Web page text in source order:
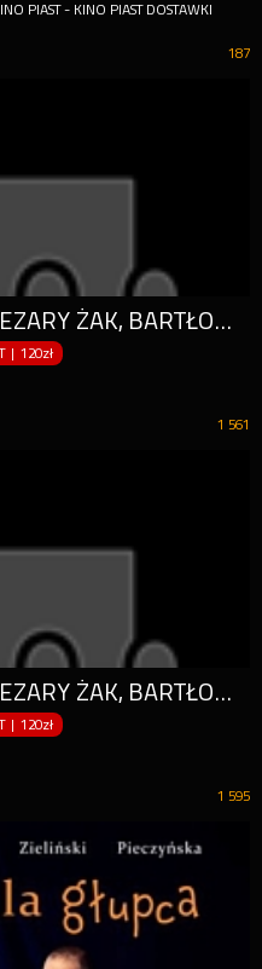
PIAST - KINO PIAST DOSTAWKI
187
KOLACJA DLA GŁUPCA - CEZARY ŻAK, BARTŁOMIEJ TOPA
|120zł
1 561
KOLACJA DLA GŁUPCA - CEZARY ŻAK, BARTŁOMIEJ TOPA
|120zł
1 595